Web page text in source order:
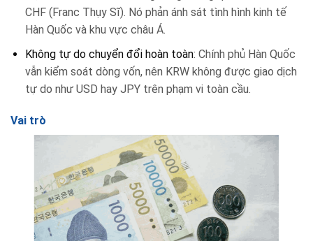
CHF (Franc Thụy Sĩ). Nó phản ánh sát tình hình kinh tế
Hàn Quốc và khu vực châu Á.
Không tự do chuyển đổi hoàn toàn: Chính phủ Hàn Quốc
vẫn kiểm soát dòng vốn, nên KRW không được giao dịch
tự do như USD hay JPY trên phạm vi toàn cầu.
Vai trò